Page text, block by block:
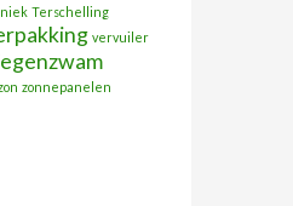
Terschelling
vervuiler
zonnepanelen